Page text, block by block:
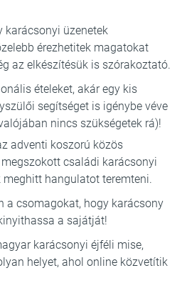
karácsonyi üzenetek
érezhetitek magatokat
az elkészítésük is szórakoztató.
ételeket, akár egy kis
segítséget is igénybe véve
nincs szükségetek rá)!
adventi koszorú közös
családi karácsonyi
meghitt hangulatot teremteni.
a csomagokat, hogy karácsony
a sajátját!
karácsonyi éjféli mise,
helyet, ahol online közvetítik